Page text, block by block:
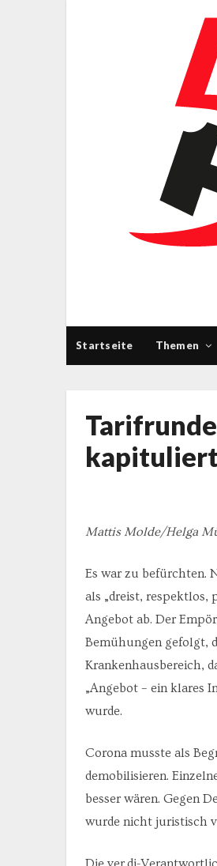
Startseite Themen
Mattis Molde/Helga
Es war zu befürchten.
als „dreist, respektlos,
Angebot ab. Der
Bemühungen gefolgt,
Krankenhausbereich,
„Angebot – ein klares
wurde.
Corona musste als
demobilisieren.
besser wären. Gegen
wurde nicht juristisch